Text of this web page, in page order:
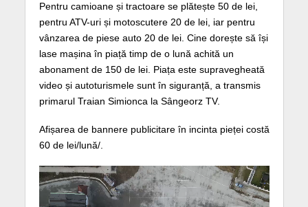
Pentru camioane și tractoare se plătește 50 de lei,
pentru ATV-uri și motoscutere 20 de lei, iar pentru
vânzarea de piese auto 20 de lei. Cine dorește să își
lase mașina în piață timp de o lună achită un
abonament de 150 de lei. Piața este supravegheată
video și autoturismele sunt în siguranță, a transmis
primarul Traian Simionca la Sângeorz TV.
Afișarea de bannere publicitare în incinta pieței costă
60 de lei/lună/.